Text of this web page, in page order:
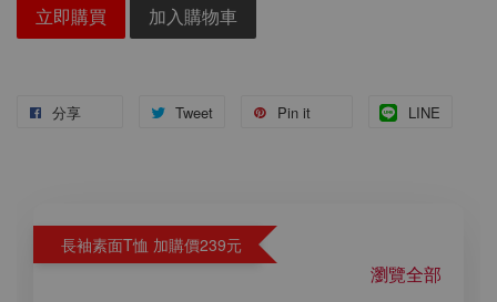
立即購買 加入購物車
分享 Tweet Pin it LINE
長袖素面T恤 加購價239元
瀏覽全部